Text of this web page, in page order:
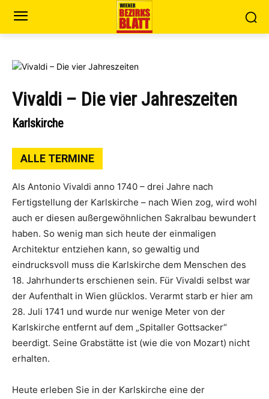
Vivaldi – Die vier Jahreszeiten
Karlskirche
ALLE TERMINE
Als Antonio Vivaldi anno 1740 – drei Jahre nach
Fertigstellung der Karlskirche – nach Wien zog, wird wohl
auch er diesen außergewöhnlichen Sakralbau bewundert
haben. So wenig man sich heute der einmaligen
Architektur entziehen kann, so gewaltig und
eindrucksvoll muss die Karlskirche dem Menschen des
18. Jahrhunderts erschienen sein. Für Vivaldi selbst war
der Aufenthalt in Wien glücklos. Verarmt starb er hier am
28. Juli 1741 und wurde nur wenige Meter von der
Karlskirche entfernt auf dem „Spitaller Gottsacker“
beerdigt. Seine Grabstätte ist (wie die von Mozart) nicht
erhalten.
Heute erleben Sie in der Karlskirche eine der